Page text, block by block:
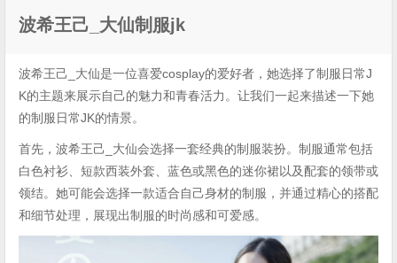
波希王己_大仙制服jk
波希王己_大仙是一位喜爱cosplay的爱好者，她选择了制服日常J
K的主题来展示自己的魅力和青春活力。让我们一起来描述一下她
的制服日常JK的情景。
首先，波希王己_大仙会选择一套经典的制服装扮。制服通常包括
白色衬衫、短款西装外套、蓝色或黑色的迷你裙以及配套的领带或
领结。她可能会选择一款适合自己身材的制服，并通过精心的搭配
和细节处理，展现出制服的时尚感和可爱感。